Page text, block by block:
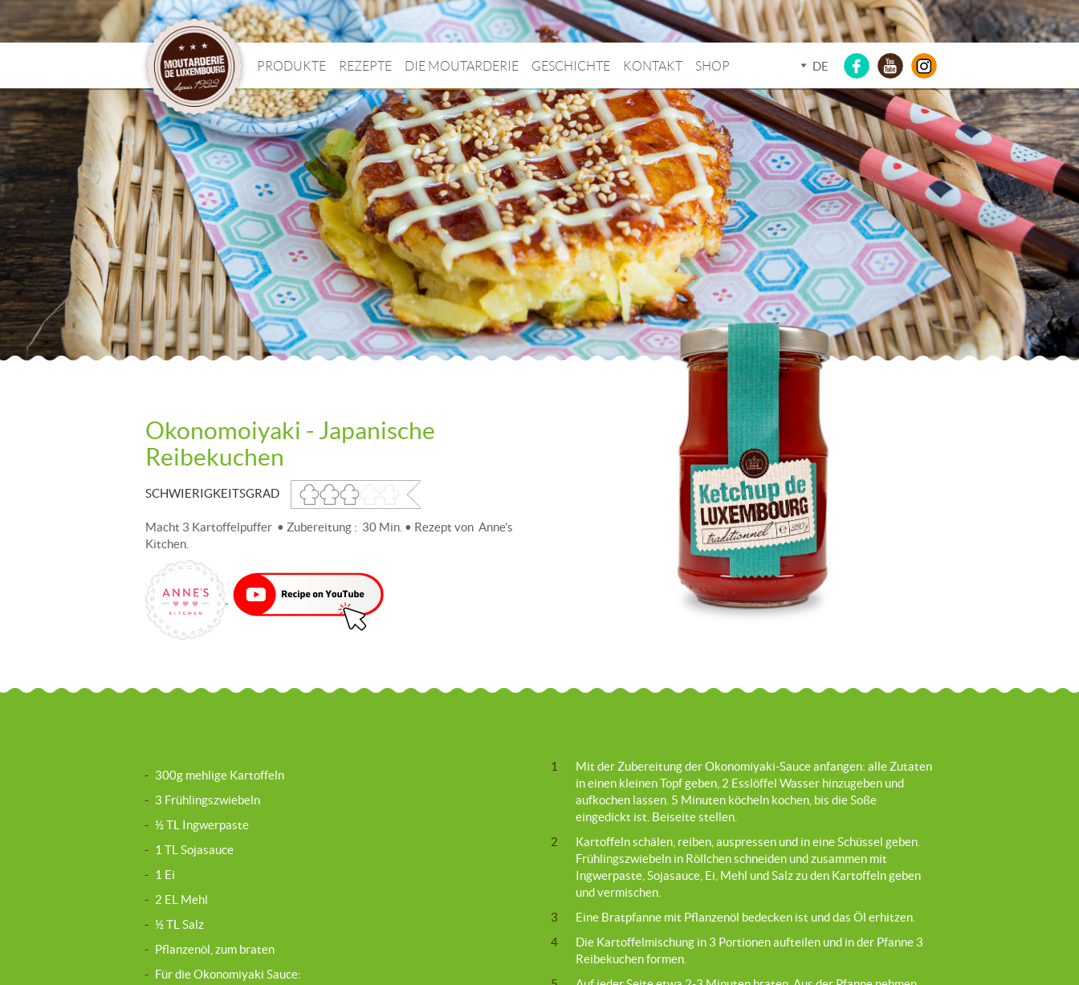
PRODUKTE REZEPTE DIE MOUTARDERIE GESCHICHTE KONTAKT SHOP DE
Okonomoiyaki - Japanische
Reibekuchen
SCHWIERIGKEITSGRAD
Macht 3 Kartoffelpuffer • Zubereitung : 30 Min. • Rezept von Anne’s
Kitchen.
- 300g mehlige Kartoffeln
- 3 Frühlingszwiebeln
- ½ TL Ingwerpaste
- 1 TL Sojasauce
- 1 Ei
- 2 EL Mehl
- ½ TL Salz
- Pflanzenöl, zum braten
- Für die Okonomiyaki Sauce:
1
Mit der Zubereitung der Okonomiyaki-Sauce anfangen: alle Zutaten
in einen kleinen Topf geben, 2 Esslöffel Wasser hinzugeben und
aufkochen lassen. 5 Minuten köcheln kochen, bis die Soße
eingedickt ist. Beiseite stellen.
2
Kartoffeln schälen, reiben, auspressen und in eine Schüssel geben.
Frühlingszwiebeln in Röllchen schneiden und zusammen mit
Ingwerpaste, Sojasauce, Ei, Mehl und Salz zu den Kartoffeln geben
und vermischen.
3
Eine Bratpfanne mit Pflanzenöl bedecken ist und das Öl erhitzen.
4
Die Kartoffelmischung in 3 Portionen aufteilen und in der Pfanne 3
Reibekuchen formen.